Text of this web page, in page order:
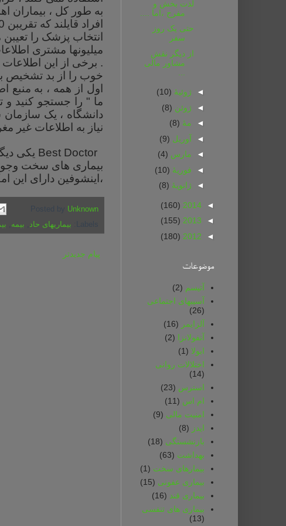
به طور کل ، بیماران
انتخاب پزشک را
میلیونها مشتری
. برخی از این
خوب را از بد تشخیص
اول از همه ، به منبع
ما " را جستجو کنید
دانشگاه ، یک
نیاز به اطلاعات غیر
Best Doctor یکی
بیماری های سخت وجود
،اینشوفین دارای این
Unknown
بیماریهای حاد بیمه
پیام جدیدتر
لذت بخش و
مفرح ،اما ....
حتی یک روز
سفر
از دیگر نقش
مشاور مالی
◄ ژوئیهٔ (10)
◄ ژوئن (8)
◄ مهٔ (8)
◄
آوریل (9)
◄ مارس (4)
◄ فوریهٔ (10)
◄ ژانویهٔ (8)
◄
2014
(160)
◄
2013
(155)
◄
2012
(180)
موضوعات
آتیسم (2)
آسیبهای اجتماعی
(26)
آلزایمر (16)
آنفولانزا
(2)
ابولا (1)
اختلالات روانی
(14)
استرس (23)
ام اس (11)
امنیت مالی (9)
ایدز (8)
بازنشستگی (18)
بهداشت (63)
بیمارهای سخت (1)
بیماری عفونی (15)
بیماری قند (16)
بیماری های تنفسی
(13)